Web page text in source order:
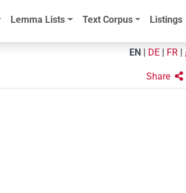
Lemma Lists Text Corpus Listings
EN DE FR
Share